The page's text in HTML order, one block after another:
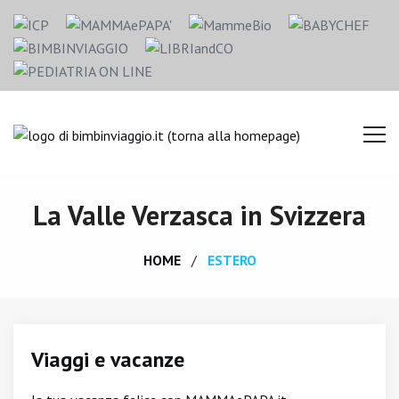
La Valle Verzasca in Svizzera
HOME ESTERO
Viaggi e vacanze